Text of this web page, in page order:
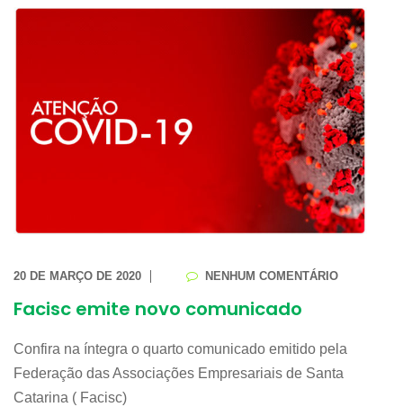
20 DE MARÇO DE 2020 NENHUM COMENTÁRIO
Facisc emite novo comunicado
Confira na íntegra o quarto comunicado emitido pela
Federação das Associações Empresariais de Santa
Catarina ( Facisc)